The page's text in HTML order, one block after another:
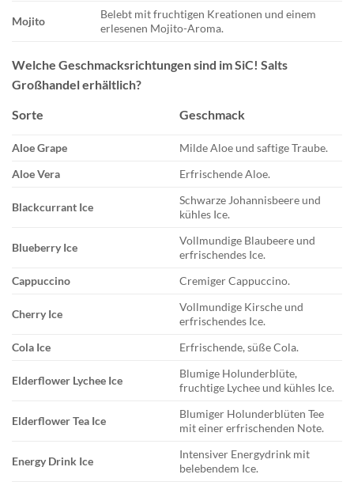
Mojito
Belebt mit fruchtigen Kreationen und einem
erlesenen Mojito-Aroma.
Welche Geschmacksrichtungen sind im SiC! Salts
Großhandel erhältlich?
Sorte
Geschmack
Aloe Grape
Milde Aloe und saftige Traube.
Aloe Vera
Erfrischende Aloe.
Blackcurrant Ice
Schwarze Johannisbeere und
kühles Ice.
Blueberry Ice
Vollmundige Blaubeere und
erfrischendes Ice.
Cappuccino
Cremiger Cappuccino.
Cherry Ice
Vollmundige Kirsche und
erfrischendes Ice.
Cola Ice
Erfrischende, süße Cola.
Elderflower Lychee Ice
Blumige Holunderblüte,
fruchtige Lychee und kühles Ice.
Elderflower Tea Ice
Blumiger Holunderblüten Tee
mit einer erfrischenden Note.
Energy Drink Ice
Intensiver Energydrink mit
belebendem Ice.